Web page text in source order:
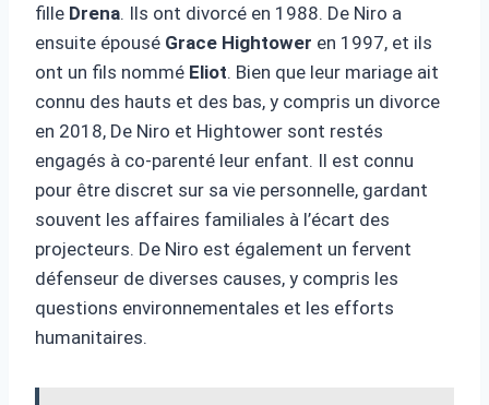
fille Drena. Ils ont divorcé en 1988. De Niro a
ensuite épousé Grace Hightower en 1997, et ils
ont un fils nommé Eliot. Bien que leur mariage ait
connu des hauts et des bas, y compris un divorce
en 2018, De Niro et Hightower sont restés
engagés à co-parenté leur enfant. Il est connu
pour être discret sur sa vie personnelle, gardant
souvent les affaires familiales à l’écart des
projecteurs. De Niro est également un fervent
défenseur de diverses causes, y compris les
questions environnementales et les efforts
humanitaires.